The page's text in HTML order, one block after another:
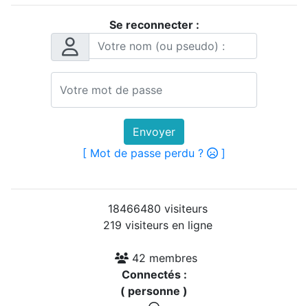
Se reconnecter :
Envoyer
[ Mot de passe perdu ?
]
18466480 visiteurs
219 visiteurs en ligne
42 membres
Connectés :
( personne )